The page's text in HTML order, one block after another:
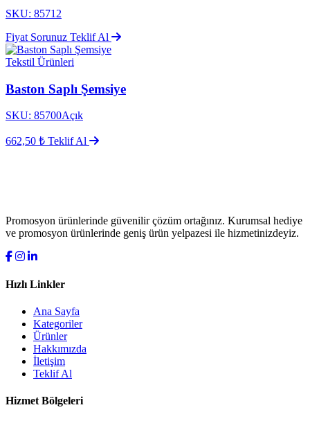
SKU: 85712
Fiyat Sorunuz Teklif Al
Tekstil Ürünleri
Baston Saplı Şemsiye
SKU: 85700Açık
662,50 ₺ Teklif Al
Promosyon ürünlerinde güvenilir çözüm ortağınız. Kurumsal hediye
ve promosyon ürünlerinde geniş ürün yelpazesi ile hizmetinizdeyiz.
Hızlı Linkler
Ana Sayfa
Kategoriler
Ürünler
Hakkımızda
İletişim
Teklif Al
Hizmet Bölgeleri